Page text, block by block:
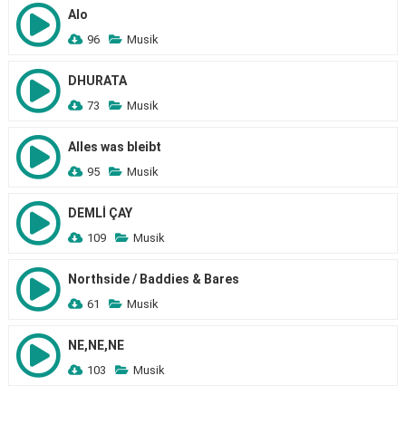
Alo
96 Musik
DHURATA
73 Musik
Alles was bleibt
95 Musik
DEMLİ ÇAY
109 Musik
Northside / Baddies & Bares
61 Musik
NE,NE,NE
103 Musik